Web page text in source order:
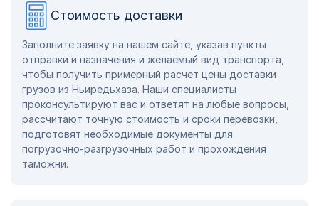
Стоимость доставки
Заполните заявку на нашем сайте, указав пункты
отправки и назначения и желаемый вид транспорта,
чтобы получить примерный расчет цены доставки
грузов из Ньиредьхаза. Наши специалисты
проконсультируют вас и ответят на любые вопросы,
рассчитают точную стоимость и сроки перевозки,
подготовят необходимые документы для
погрузочно-разгрузочных работ и прохождения
таможни.